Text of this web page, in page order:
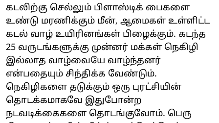
கடலிற்கு செல்லும் பிளாஸ்டிக் பைகளை
உண்டு மரணிக்கும் மீன், ஆமைகள் உள்ளிட்ட
கடல் வாழ் உயிரினங்கள் பிழைக்கும். கடந்த
25 வருடங்களுக்கு முன்னர் மக்கள் நெகிழி
இல்லாத வாழ்வையே வாழ்ந்தனர்
என்பதையும் சிந்திக்க வேண்டும்.
நெகிழிகளை தடுக்கும் ஒரு புரட்சியின்
தொடக்கமாகவே இதுபோன்ற
நடவடிக்கைகளை தொடங்குவோம். பெரு